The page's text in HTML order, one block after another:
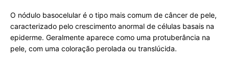
O nódulo basocelular é o tipo mais comum de câncer de pele,
caracterizado pelo crescimento anormal de células basais na
epiderme. Geralmente aparece como uma protuberância na
pele, com uma coloração perolada ou translúcida.